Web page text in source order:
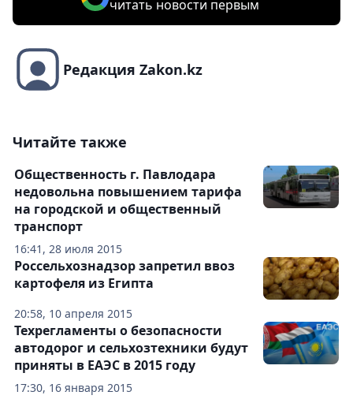
читать новости первым
Редакция Zakon.kz
Читайте также
16:41, 28 июля 2015
Общественность г. Павлодара
недовольна повышением тарифа
на городской и общественный
транспорт
20:58, 10 апреля 2015
Россельхознадзор запретил ввоз
картофеля из Египта
17:30, 16 января 2015
Техрегламенты о безопасности
автодорог и сельхозтехники будут
приняты в ЕАЭС в 2015 году